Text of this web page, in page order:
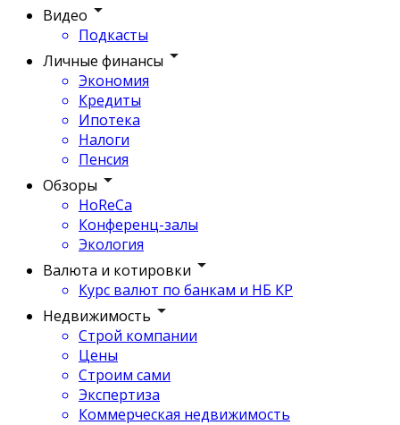
Видео
Подкасты
Личные финансы
Экономия
Кредиты
Ипотека
Налоги
Пенсия
Обзоры
HoReCa
Конференц-залы
Экология
Валюта и котировки
Курс валют по банкам и НБ КР
Недвижимость
Строй компании
Цены
Строим сами
Экспертиза
Коммерческая недвижимость